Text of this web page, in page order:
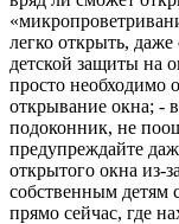
легко открыть,
детской защиты на
просто необходимо
открывание окна; -
подоконник, не
предупреждайте
открытого окна из-
собственным детям
прямо сейчас, где